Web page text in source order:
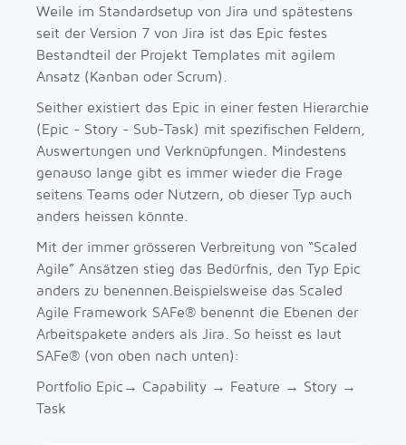
Weile im Standardsetup von Jira und spätestens
seit der Version 7 von Jira ist das Epic festes
Bestandteil der Projekt Templates mit agilem
Ansatz (Kanban oder Scrum).
Seither existiert das Epic in einer festen Hierarchie
(Epic - Story - Sub-Task) mit spezifischen Feldern,
Auswertungen und Verknüpfungen. Mindestens
genauso lange gibt es immer wieder die Frage
seitens Teams oder Nutzern, ob dieser Typ auch
anders heissen könnte.
Mit der immer grösseren Verbreitung von “Scaled
Agile” Ansätzen stieg das Bedürfnis, den Typ Epic
anders zu benennen.Beispielsweise das Scaled
Agile Framework SAFe® benennt die Ebenen der
Arbeitspakete anders als Jira. So heisst es laut
SAFe® (von oben nach unten):
Portfolio Epic→ Capability → Feature → Story →
Task